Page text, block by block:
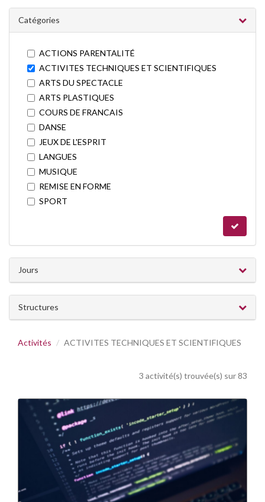
Catégories
ACTIONS PARENTALITÉ
ACTIVITES TECHNIQUES ET SCIENTIFIQUES
ARTS DU SPECTACLE
ARTS PLASTIQUES
COURS DE FRANCAIS
DANSE
JEUX DE L'ESPRIT
LANGUES
MUSIQUE
REMISE EN FORME
SPORT
Jours
Structures
Activités ACTIVITES TECHNIQUES ET SCIENTIFIQUES
3 activité(s) trouvée(s) sur 83